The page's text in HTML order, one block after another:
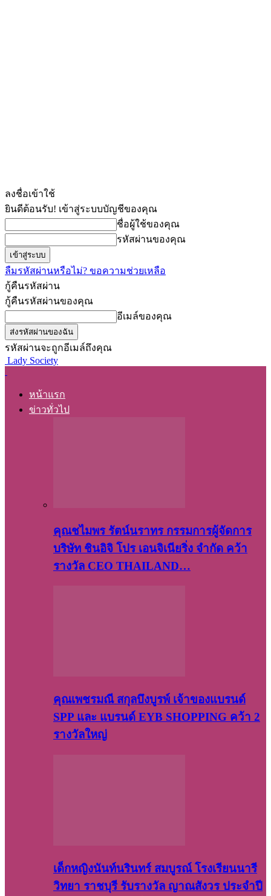
ลงชื่อเข้าใช้
ยินดีต้อนรับ! เข้าสู่ระบบบัญชีของคุณ
ชื่อผู้ใช้ของคุณ
รหัสผ่านของคุณ
ลืมรหัสผ่านหรือไม่? ขอความช่วยเหลือ
กู้คืนรหัสผ่าน
กู้คืนรหัสผ่านของคุณ
อีเมล์ของคุณ
รหัสผ่านจะถูกอีเมล์ถึงคุณ
Lady Society
หน้าแรก
ข่าวทั่วไป
คุณชไมพร​ รัตน์​นรา​ทร​ กรรมการ​ผู้จัดการ
บริษัท​ ชินอิจิ​ โปร​ เอน​จิเนีย​ริ่ง​ จำกัด คว้า
รางวัล CEO THAILAND…
คุณเพชรมณี สกุลบึงบูรพ์ เจ้าของแบรนด์
SPP และ แบรนด์ EYB SHOPPING คว้า 2
รางวัลใหญ่
เด็กหญิงนันท์นรินทร์ สมบูรณ์ โรงเรียนนารี
วิทยา ราชบุรี รับรางวัล ญาณสังวร ประจำปี